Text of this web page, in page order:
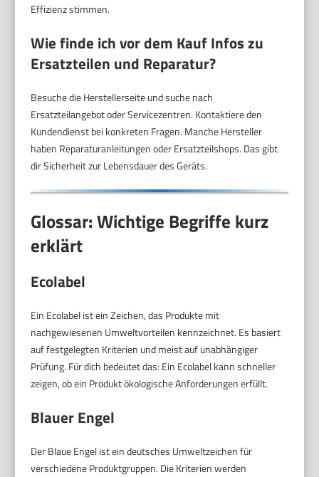
Effizienz stimmen.
Wie finde ich vor dem Kauf Infos zu
Ersatzteilen und Reparatur?
Besuche die Herstellerseite und suche nach
Ersatzteilangebot oder Servicezentren. Kontaktiere den
Kundendienst bei konkreten Fragen. Manche Hersteller
haben Reparaturanleitungen oder Ersatzteilshops. Das gibt
dir Sicherheit zur Lebensdauer des Geräts.
Glossar: Wichtige Begriffe kurz
erklärt
Ecolabel
Ein Ecolabel ist ein Zeichen, das Produkte mit
nachgewiesenen Umweltvorteilen kennzeichnet. Es basiert
auf festgelegten Kriterien und meist auf unabhängiger
Prüfung. Für dich bedeutet das: Ein Ecolabel kann schneller
zeigen, ob ein Produkt ökologische Anforderungen erfüllt.
Blauer Engel
Der Blaue Engel ist ein deutsches Umweltzeichen für
verschiedene Produktgruppen. Die Kriterien werden